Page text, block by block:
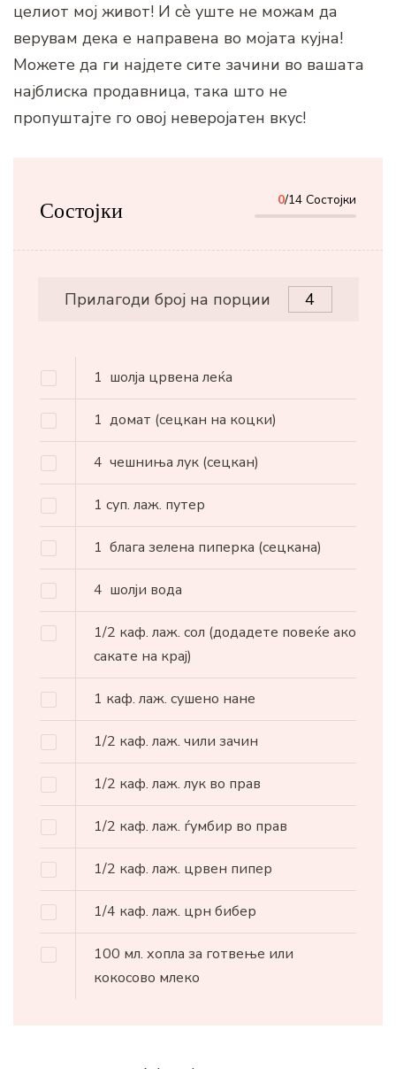
целиот мој живот! И сè уште не можам да
верувам дека е направена во мојата кујна!
Можете да ги најдете сите зачини во вашата
најблиска продавница, така што не
пропуштајте го овој неверојатен вкус!
Состојки 0/14 Состојки
Прилагоди број на порции
1 шолја црвена леќа
1 домат (сецкан на коцки)
4 чешниња лук (сецкан)
1 суп. лаж. путер
1 блага зелена пиперка (сецкана)
4 шолји вода
1/2 каф. лаж. сол (додадете повеќе ако
сакате на крај)
1 каф. лаж. сушено нане
1/2 каф. лаж. чили зачин
1/2 каф. лаж. лук во прав
1/2 каф. лаж. ѓумбир во прав
1/2 каф. лаж. црвен пипер
1/4 каф. лаж. црн бибер
100 мл. хопла за готвење или
кокосово млеко